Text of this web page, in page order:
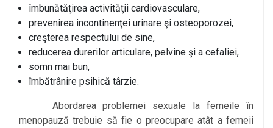
îmbunătăţirea activităţii cardiovasculare,
prevenirea incontinenţei urinare şi osteoporozei,
creşterea respectului de sine,
reducerea durerilor articulare, pelvine şi a cefaliei,
somn mai bun,
îmbătrânire psihică târzie.
Abordarea problemei sexuale la femeile în
menopauză trebuie să fie o preocupare atât a femeii